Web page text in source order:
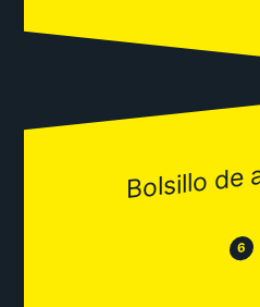
Bolsillo de
😒 6